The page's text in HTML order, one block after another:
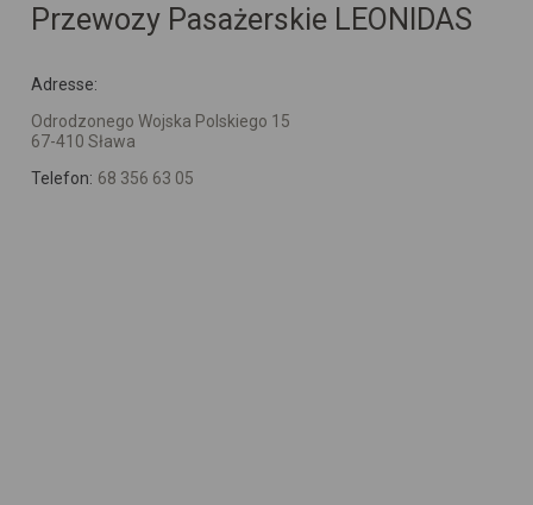
Przewozy Pasażerskie LEONIDAS
Adresse:
Odrodzonego Wojska Polskiego 15
67-410 Sława
Telefon: 68 356 63 05